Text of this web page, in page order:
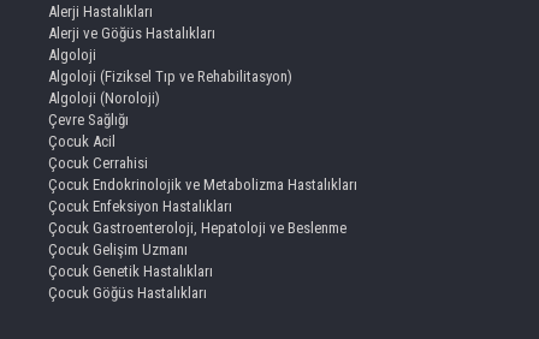
Alerji Hastalıkları
Alerji ve Göğüs Hastalıkları
Algoloji
Algoloji (Fiziksel Tıp ve Rehabilitasyon)
Algoloji (Noroloji)
Çevre Sağlığı
Çocuk Acil
Çocuk Cerrahisi
Çocuk Endokrinolojik ve Metabolizma Hastalıkları
Çocuk Enfeksiyon Hastalıkları
Çocuk Gastroenteroloji, Hepatoloji ve Beslenme
Çocuk Gelişim Uzmanı
Çocuk Genetik Hastalıkları
Çocuk Göğüs Hastalıkları